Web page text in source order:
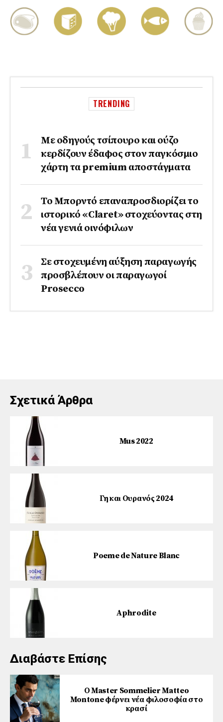
TRENDING
Με οδηγούς τσίπουρο και ούζο
κερδίζουν έδαφος στoν παγκόσμιο
χάρτη τα premium αποστάγματα
Το Μπορντό επαναπροσδιορίζει το
ιστορικό «Claret» στοχεύοντας στη
νέα γενιά οινόφιλων
Σε στοχευμένη αύξηση παραγωγής
προσβλέπουν οι παραγωγοί
Prosecco
Σχετικά Άρθρα
Mus 2022
Γη και Ουρανός 2024
Poeme de Nature Blanc
Aphrodite
Διαβάστε Επίσης
Ο Master Sommelier Matteo
Montone φέρνει νέα φιλοσοφία στο
κρασί